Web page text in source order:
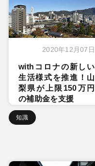
2020年12月07日
withコロナの新しい
生活様式を推進！山
梨県が上限150万円
の補助金を支援
知識